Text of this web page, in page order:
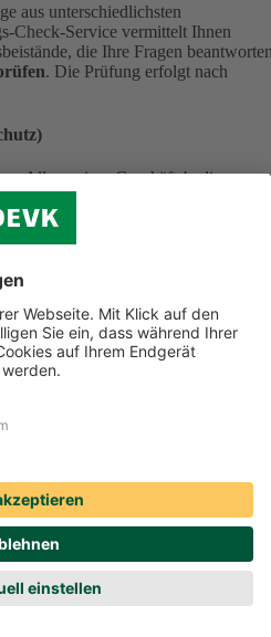
aus unterschiedlichsten
Check-Service vermittelt Ihnen
die Ihre Fragen
. Die Prüfung erfolgt nach
Allgemeiner
Vorschriften zu beachten. Wir
Ihnen versierte selbstständige
AG angeboten.
oder einen Nachfolger
und Rechtsanwälte,
.
Welche
App der